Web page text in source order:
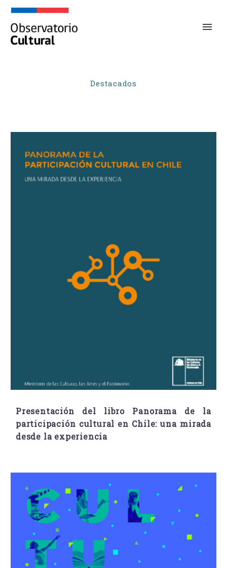
Destacados
Presentación del libro Panorama de la
participación cultural en Chile: una mirada
desde la experiencia